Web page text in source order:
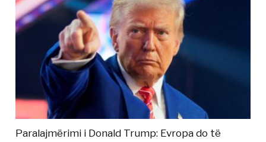
Paralajmërimi i Donald Trump: Evropa do të